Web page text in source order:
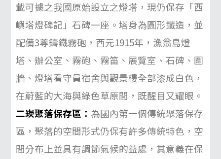
載可據之我國原始設立之燈塔，現仍保存「西
嶼塔燈碑記」石碑一座。塔身為圓形鐵造，並
配備3尊鑄鐵霧砲，西元1915年，漁翁島燈
塔、辦公室、霧砲、霧笛、展覽室、石碑、圍
牆、燈塔看守員宿舍與觀景樓全部漆成白色，
在蔚藍的大海與綠色草原間，既醒目又耀眼。
二崁聚落保存區： 為國內第一個傳統聚落保存
區，聚落的空間形式仍保有許多傳統特色，空
間分布上並具有調節氣候的益處，其意義在保